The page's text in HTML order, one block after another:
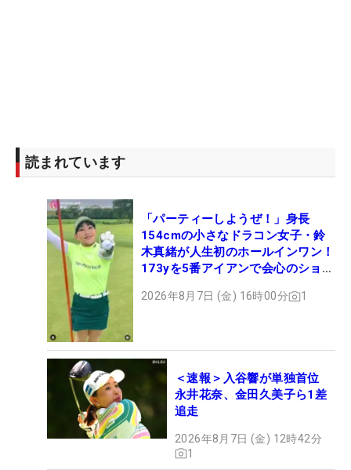
読まれています
「パーティーしようぜ！」身長
154cmの小さなドラコン女子・鈴
木真緒が人生初のホールインワン！
173yを5番アイアンで会心のショッ
2026年8月7日 (金) 16時00分 1
＜速報＞入谷響が単独首位
永井花奈、金田久美子ら1差
追走
2026年8月7日 (金) 12時42分
1